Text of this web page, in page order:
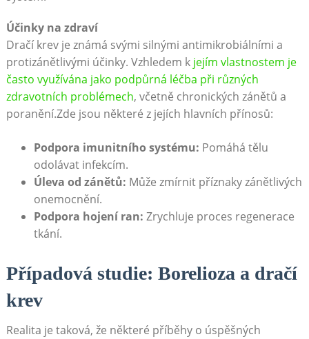
Účinky na zdraví
Dračí krev je známá svými silnými antimikrobiálními a
protizánětlivými účinky. Vzhledem k jejím vlastnostem je
často využívána jako podpůrná léčba při různých
zdravotních problémech, včetně chronických zánětů a
poranění.Zde jsou některé z jejích hlavních přínosů:
Podpora imunitního systému: Pomáhá tělu
odolávat infekcím.
Úleva od zánětů: Může zmírnit příznaky zánětlivých
onemocnění.
Podpora hojení ran: Zrychluje proces regenerace
tkání.
Případová studie: Borelioza a dračí
krev
Realita je taková, že některé příběhy o úspěšných